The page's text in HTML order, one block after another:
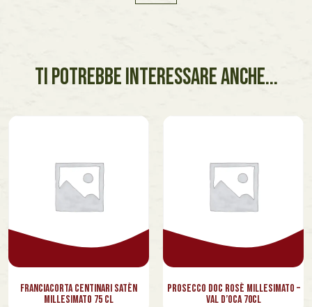
TI POTREBBE INTERESSARE ANCHE...
Franciacorta Centinari Satèn
Millesimato 75 cl
Prosecco Doc Rosè Millesimato –
Val d’Oca 70cl